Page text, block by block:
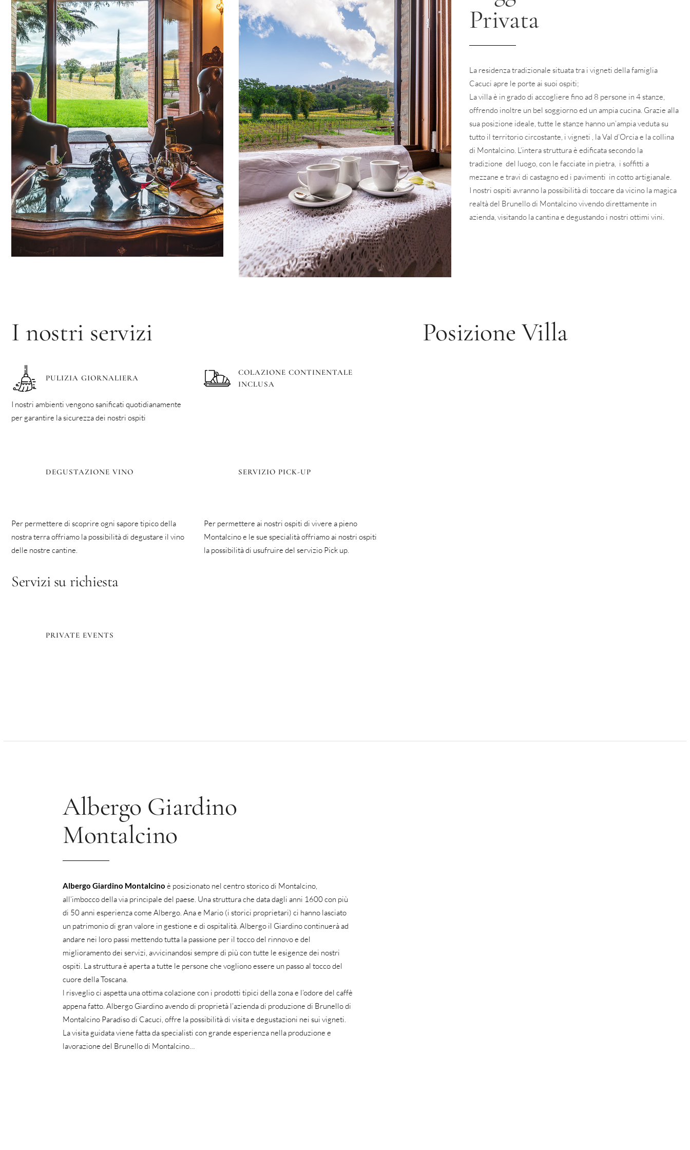
Privata
La residenza tradizionale situata tra i vigneti della famiglia
Cacuci apre le porte ai suoi ospiti;
La villa è in grado di accogliere fino ad 8 persone in 4 stanze,
offrendo inoltre un bel soggiorno ed un ampia cucina. Grazie alla
sua posizione ideale, tutte le stanze hanno un’ampia veduta su
tutto il territorio circostante, i vigneti , la Val d’Orcia e la collina
di Montalcino. L’intera struttura è edificata secondo la
tradizione del luogo, con le facciate in pietra, i soffitti a
mezzane e travi di castagno ed i pavimenti in cotto artigianale.
I nostri ospiti avranno la possibilità di toccare da vicino la magica
realtà del Brunello di Montalcino vivendo direttamente in
azienda, visitando la cantina e degustando i nostri ottimi vini.
I nostri servizi
PULIZIA GIORNALIERA
I nostri ambienti vengono sanificati quotidianamente
per garantire la sicurezza dei nostri ospiti
COLAZIONE CONTINENTALE
INCLUSA
DEGUSTAZIONE VINO
Per permettere di scoprire ogni sapore tipico della
nostra terra offriamo la possibilità di degustare il vino
delle nostre cantine.
SERVIZIO PICK-UP
Per permettere ai nostri ospiti di vivere a pieno
Montalcino e le sue specialità offriamo ai nostri ospiti
la possibilità di usufruire del servizio Pick up.
Servizi su richiesta
PRIVATE EVENTS
Posizione Villa
Albergo Giardino
Montalcino
Albergo Giardino Montalcino è posizionato nel centro storico di Montalcino,
all’imbocco della via principale del paese. Una struttura che data dagli anni 1600 con più
di 50 anni esperienza come Albergo. Ana e Mario (i storici proprietari) ci hanno lasciato
un patrimonio di gran valore in gestione e di ospitalità. Albergo il Giardino continuerà ad
andare nei loro passi mettendo tutta la passione per il tocco del rinnovo e del
miglioramento dei servizi, avvicinandosi sempre di più con tutte le esigenze dei nostri
ospiti. La struttura è aperta a tutte le persone che vogliono essere un passo al tocco del
cuore della Toscana.
l risveglio ci aspetta una ottima colazione con i prodotti tipici della zona e l’odore del caffè
appena fatto. Albergo Giardino avendo di proprietà l’azienda di produzione di Brunello di
Montalcino Paradiso di Cacuci, offre la possibilità di visita e degustazioni nei sui vigneti.
La visita guidata viene fatta da specialisti con grande esperienza nella produzione e
lavorazione del Brunello di Montalcino…